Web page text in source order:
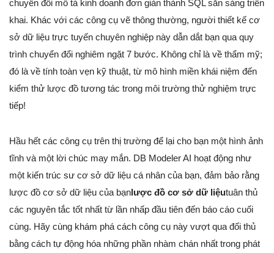
chuyển đổi mô tả kinh doanh đơn giản thành SQL sẵn sàng triển
khai. Khác với các công cụ vẽ thông thường, người thiết kế cơ
sở dữ liệu trực tuyến chuyên nghiệp này dẫn dắt bạn qua quy
trình chuyển đổi nghiêm ngặt 7 bước. Không chỉ là về thẩm mỹ;
đó là về tính toàn vẹn kỹ thuật, từ mô hình miền khái niệm đến
kiểm thử lược đồ tương tác trong môi trường thử nghiệm trực
tiếp!
Hầu hết các công cụ trên thị trường để lại cho bạn một hình ảnh
tĩnh và một lời chúc may mắn. DB Modeler AI hoạt động như
một kiến trúc sư cơ sở dữ liệu cá nhân của bạn, đảm bảo rằng
lược đồ cơ sở dữ liệu của bạnlược đồ cơ sở dữ liệutuân thủ
các nguyên tắc tốt nhất từ lần nhấp đầu tiên đến báo cáo cuối
cùng. Hãy cùng khám phá cách công cụ này vượt qua đối thủ
bằng cách tự động hóa những phần nhàm chán nhất trong phát